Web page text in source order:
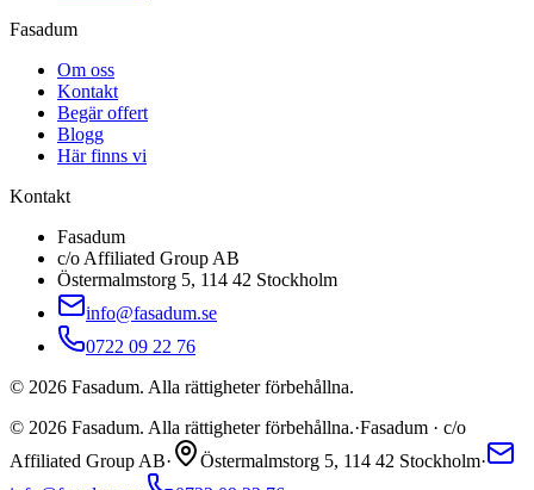
Fasadum
Om oss
Kontakt
Begär offert
Blogg
Här finns vi
Kontakt
Fasadum
c/o Affiliated Group AB
Östermalmstorg 5, 114 42 Stockholm
info@fasadum.se
0722 09 22 76
© 2026 Fasadum. Alla rättigheter förbehållna.
© 2026 Fasadum. Alla rättigheter förbehållna.·Fasadum · c/o
Affiliated Group AB· Östermalmstorg 5, 114 42 Stockholm·